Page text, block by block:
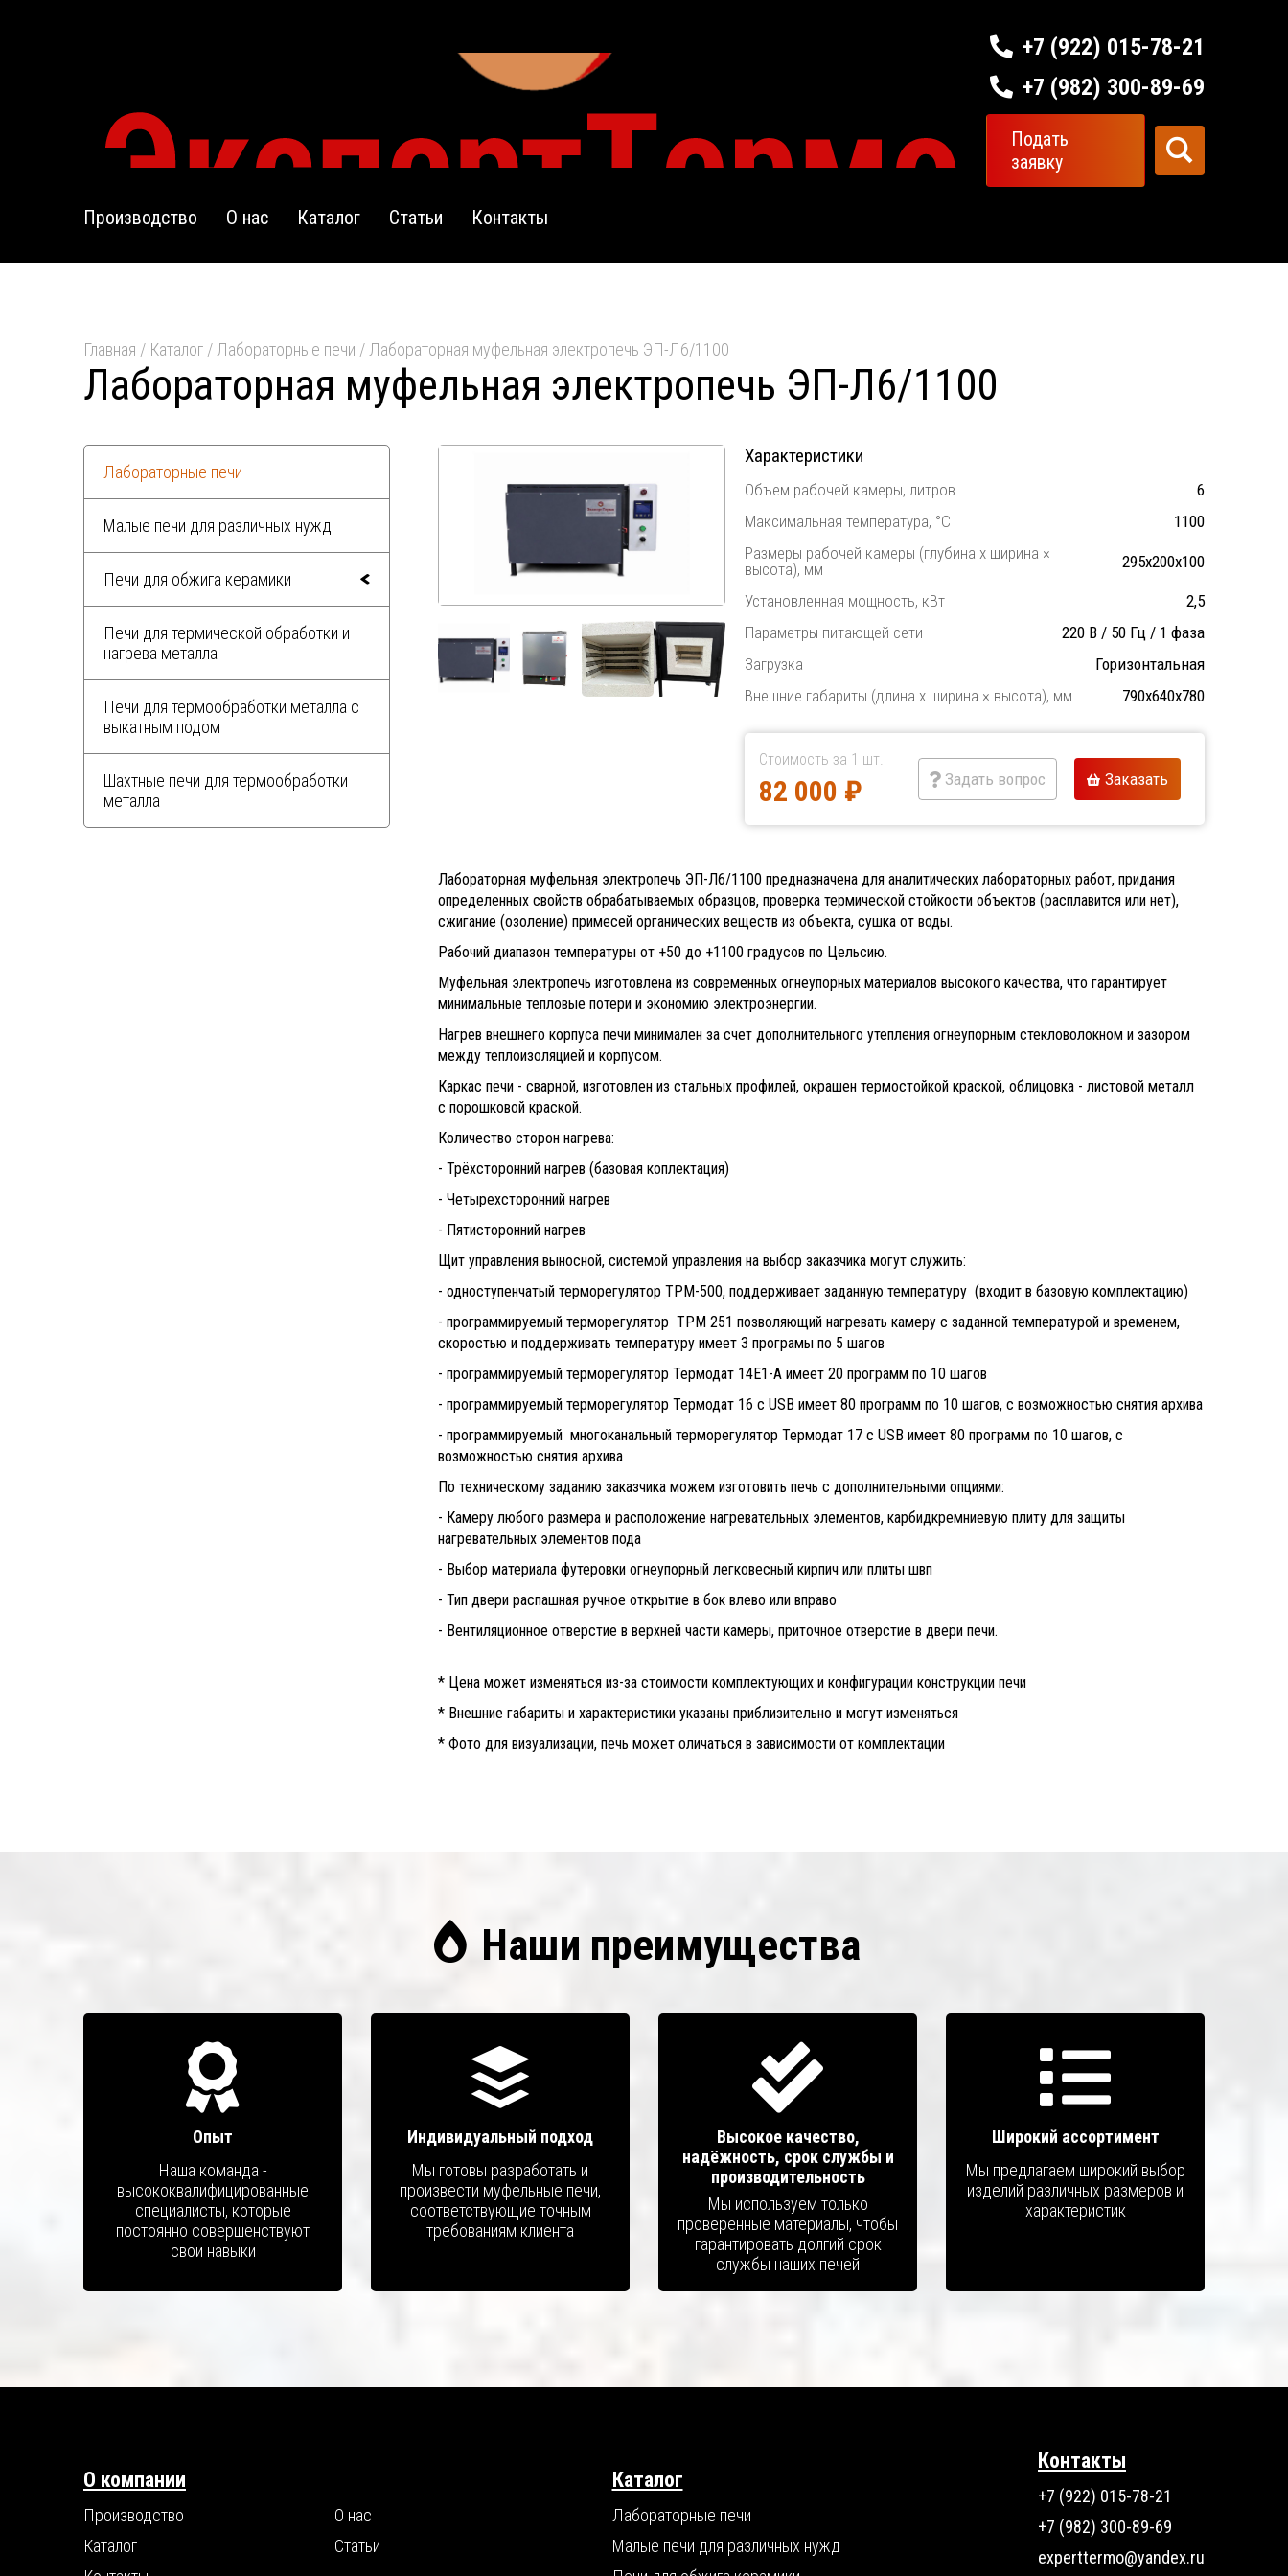
+7 (922) 015-78-21
+7 (982) 300-89-69
Подать
заявку
Производство О нас Каталог Статьи Контакты
Главная / Каталог / Лабораторные печи / Лабораторная муфельная электропечь ЭП-Л6/1100
Лабораторная муфельная электропечь ЭП-Л6/1100
Лабораторные печи
Малые печи для различных нужд
Печи для обжига керамики
Печи для термической обработки и
нагрева металла
Печи для термообработки металла с
выкатным подом
Шахтные печи для термообработки
металла
Характеристики
Объем рабочей камеры, литров
6
Максимальная температура, °C
1100
Размеры рабочей камеры (глубина х ширина ×
высота), мм
295х200х100
Установленная мощность, кВт
2,5
Параметры питающей сети
220 В / 50 Гц / 1 фаза
Загрузка
Горизонтальная
Внешние габариты (длина х ширина × высота), мм
790х640х780
Стоимость за 1 шт.
82 000 ₽ Задать вопрос Заказать
Лабораторная муфельная электропечь ЭП-Л6/1100 предназначена для аналитических лабораторных работ, придания
определенных свойств обрабатываемых образцов, проверка термической стойкости объектов (расплавится или нет),
сжигание (озоление) примесей органических веществ из объекта, сушка от воды.
Рабочий диапазон температуры от +50 до +1100 градусов по Цельсию.
Муфельная электропечь изготовлена из современных огнеупорных материалов высокого качества, что гарантирует
минимальные тепловые потери и экономию электроэнергии.
Нагрев внешнего корпуса печи минимален за счет дополнительного утепления огнеупорным стекловолокном и зазором
между теплоизоляцией и корпусом.
Каркас печи - сварной, изготовлен из стальных профилей, окрашен термостойкой краской, облицовка - листовой металл
с порошковой краской.
Количество сторон нагрева:
- Трёхсторонний нагрев (базовая коплектация)
- Четырехсторонний нагрев
- Пятисторонний нагрев
Щит управления выносной, системой управления на выбор заказчика могут служить:
- одноступенчатый терморегулятор ТРМ-500, поддерживает заданную температуру (входит в базовую комплектацию)
- программируемый терморегулятор ТРМ 251 позволяющий нагревать камеру с заданной температурой и временем,
скоростью и поддерживать температуру имеет 3 програмы по 5 шагов
- программируемый терморегулятор Термодат 14Е1-А имеет 20 программ по 10 шагов
- программируемый терморегулятор Термодат 16 с USB имеет 80 программ по 10 шагов, с возможностью снятия архива
- программируемый многоканальный терморегулятор Термодат 17 с USB имеет 80 программ по 10 шагов, с
возможностью снятия архива
По техническому заданию заказчика можем изготовить печь с дополнительными опциями:
- Камеру любого размера и расположение нагревательных элементов, карбидкремниевую плиту для защиты
нагревательных элементов пода
- Выбор материала футеровки огнеупорный легковесный кирпич или плиты швп
- Тип двери распашная ручное открытие в бок влево или вправо
- Вентиляционное отверстие в верхней части камеры, приточное отверстие в двери печи.
* Цена может изменяться из-за стоимости комплектующих и конфигурации конструкции печи
* Внешние габариты и характеристики указаны приблизительно и могут изменяться
* Фото для визуализации, печь может оличаться в зависимости от комплектации
Наши преимущества
Опыт
Наша команда -
высококвалифицированные
специалисты, которые
постоянно совершенствуют
свои навыки
Индивидуальный подход
Мы готовы разработать и
произвести муфельные печи,
соответствующие точным
требованиям клиента
Высокое качество,
надёжность, срок службы и
производительность
Мы используем только
проверенные материалы, чтобы
гарантировать долгий срок
службы наших печей
Широкий ассортимент
Мы предлагаем широкий выбор
изделий различных размеров и
характеристик
О компании
Производство
О нас
Каталог
Статьи
Каталог
Лабораторные печи
Малые печи для различных нужд
Контакты
+7 (922) 015-78-21
+7 (982) 300-89-69
experttermo@yandex.ru